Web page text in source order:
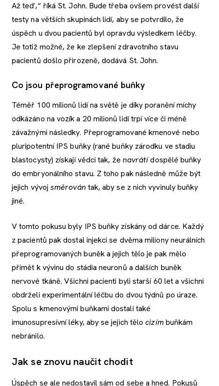
Až teď,“ říká St. John. Bude třeba ovšem provést další
testy na větších skupinách lidí, aby se potvrdilo, že
úspěch u dvou pacientů byl opravdu výsledkem léčby.
Je totiž možné, že ke zlepšení zdravotního stavu
pacientů došlo přirozeně, dodává St. John.
Co jsou přeprogramované buňky
Téměř 100 milionů lidí na světě je díky poranění míchy
odkázáno na vozík a 20 milionů lidí trpí více či méně
závažnými následky. Přeprogramované kmenové nebo
pluripotentní IPS buňky (rané buňky zárodku ve stadiu
blastocysty) získají vědci tak, že navrátídospělé buňky
do embryonálního stavu. Z toho pak následně může být
jejich vývojsměrován tak, aby se z nich vyvinuly buňky
jiné.
V tomto pokusu byly IPS buňky získány od dárce. Každý
z pacientů pak dostal injekci se dvěma miliony neurálních
přeprogramovaných buněk a jejich tělo je pak mělo
přimět k vývinu do stádia neuronů a dalších buněk
nervové tkáně. Všichni pacienti byli starší 60 let a všichni
obdrželi experimentální léčbu do dvou týdnů po úraze.
Spolu s kmenovými buňkami dostali také
imunosupresívní léky, aby se jejich tělocizímbuňkám
nebránilo.
Jak se znovu naučit chodit
Úspěch se ale nedostavil sám od sebe a hned. Pokusů